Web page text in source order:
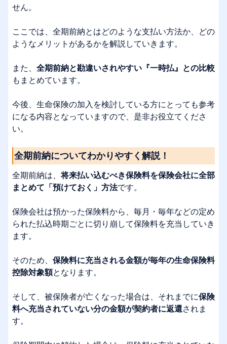
せん。
ここでは、全期前納とはどのような支払い方法か、どの
ようなメリットがあるかを解説していきます。
また、 全期前納と勘違いされやすい『一時払』との比較
もまとめています。
今後、生命保険の加入を検討している方にとっても参考
になる内容となっていますので、是非お役立てくださ
い。
全期前納についてわかりやすく解説！
全期前納は、将来払い込むべき保険料を保険会社に全部
まとめて「預けておく」方法です。
保険会社は預かった保険料から、毎月・毎年などの定め
られた払込時期ごとに切り崩して保険料を充当していき
ます。
そのため、 保険料に充当される金額が毎年の生命保険料
控除対象額となります。
そして、被保険者が亡くなった場合は、それまでに保険
料へ充当されていない分の金額が契約者に返還されま
す。